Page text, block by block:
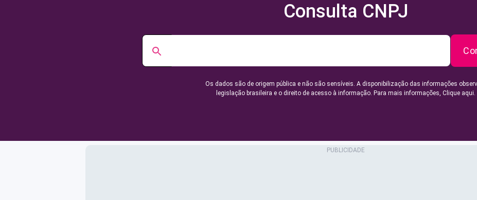
Consulta CNPJ
Os dados são de origem pública e não são sensíveis. A disponibilização das informações
legislação brasileira e o direito de acesso à informação. Para mais informações, Clique aqui.